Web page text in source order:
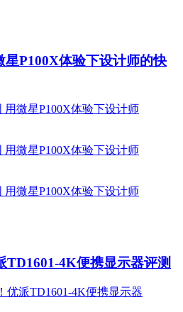
星P100X体验下设计师的快
TD1601-4K便携显示器评测